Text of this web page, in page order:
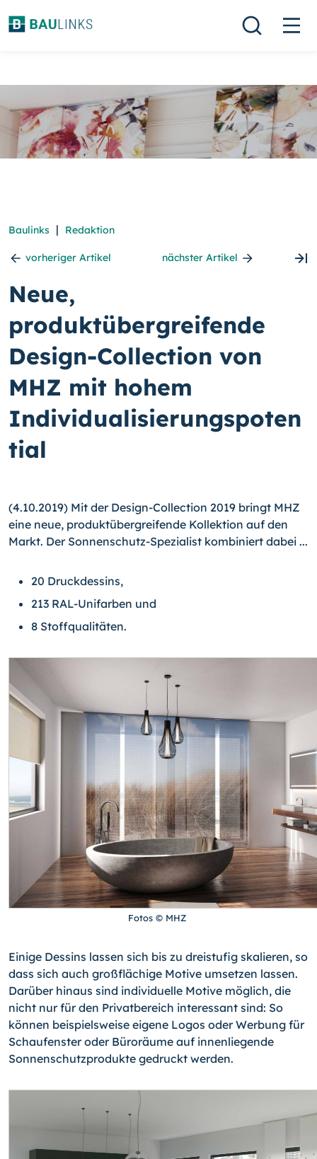
Baulinks | Redaktion
vorheriger Artikel nächster Artikel
Neue,
produktübergreifende
Design-Collection von
MHZ mit hohem
Individualisierungspoten
tial
(4.10.2019) Mit der Design-Collection 2019 bringt MHZ
eine neue, produktübergreifende Kollektion auf den
Markt. Der Sonnenschutz-Spezialist kombiniert dabei ...
20 Druckdessins,
213 RAL-Unifarben und
8 Stoffqualitäten.
Fotos © MHZ
Einige Dessins lassen sich bis zu dreistufig skalieren, so
dass sich auch großflächige Motive umsetzen lassen.
Darüber hinaus sind individuelle Motive möglich, die
nicht nur für den Privatbereich interessant sind: So
können beispielsweise eigene Logos oder Werbung für
Schaufenster oder Büroräume auf innenliegende
Sonnenschutzprodukte gedruckt werden.